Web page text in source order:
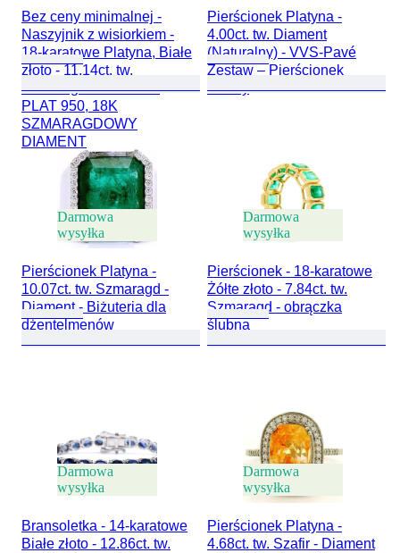
Bez ceny minimalnej -
Naszyjnik z wisiorkiem -
18-karatowe Platyna, Białe
złoto - 11.14ct. tw.
Szmaragd - Diament -
PLAT 950, 18K
SZMARAGDOWY
DIAMENT
Pierścionek Platyna -
4.00ct. tw. Diament
(Naturalny) - VVS-Pavé
Zestaw – Pierścionek
ślubny
Darmowa
wysyłka
Pierścionek Platyna -
10.07ct. tw. Szmaragd -
Diament - Biżuteria dla
dżentelmenów
Darmowa
wysyłka
Pierścionek - 18-karatowe
Żółte złoto - 7.84ct. tw.
Szmaragd - obrączka
ślubna
Darmowa
wysyłka
Bransoletka - 14-karatowe
Białe złoto - 12.86ct. tw.
Darmowa
wysyłka
Pierścionek Platyna -
4.68ct. tw. Szafir - Diament